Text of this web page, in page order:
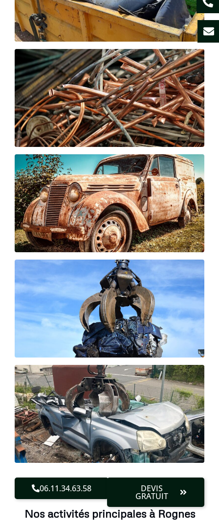
06.11.34.63.58 DEVIS
GRATUIT
Nos activités principales à Rognes